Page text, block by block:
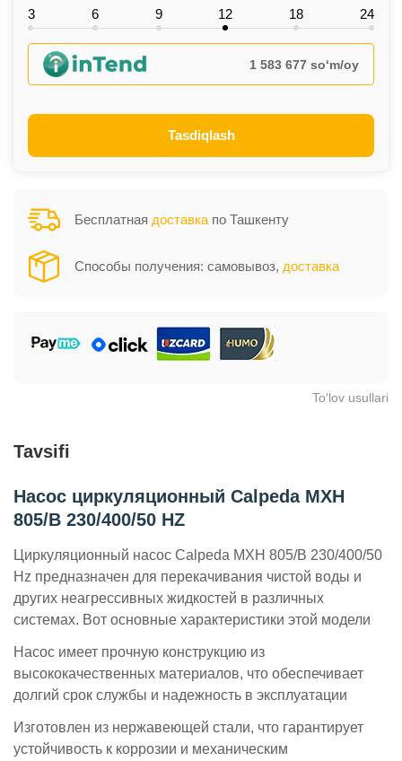
3 6 9 12 18 24
1 583 677 so‘m/oy
Tasdiqlash
Бесплатная доставка по Ташкенту
Способы получения: самовывоз, доставка
To‘lov usullari
Tavsifi
Насос циркуляционный Calpeda MXH
805/B 230/400/50 HZ
Циркуляционный насос Calpeda MXH 805/B 230/400/50
Hz предназначен для перекачивания чистой воды и
других неагрессивных жидкостей в различных
системах. Вот основные характеристики этой модели
Насос имеет прочную конструкцию из
высококачественных материалов, что обеспечивает
долгий срок службы и надежность в эксплуатации
Изготовлен из нержавеющей стали, что гарантирует
устойчивость к коррозии и механическим